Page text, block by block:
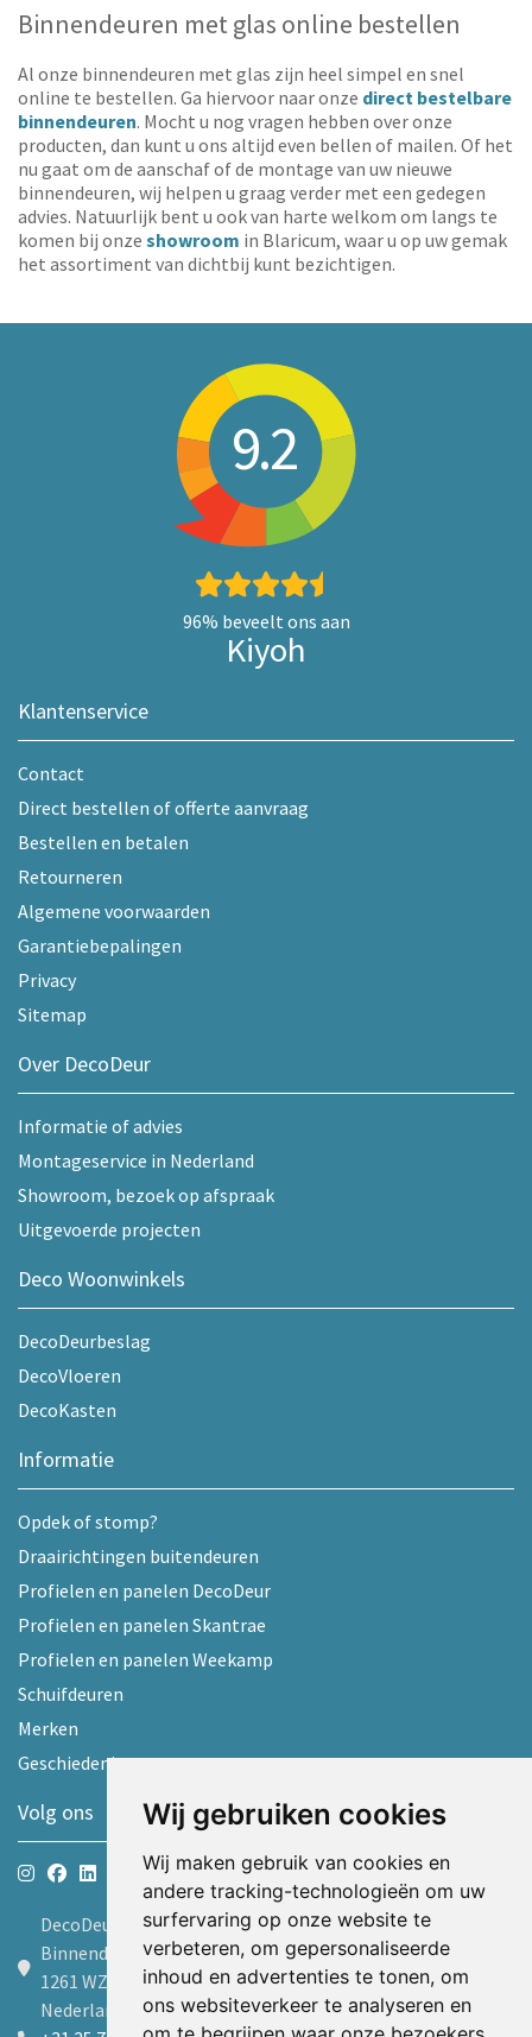
Wij gebruiken cookies
Wij maken gebruik van cookies en
andere tracking-technologieën om uw
surfervaring op onze website te
verbeteren, om gepersonaliseerde
inhoud en advertenties te tonen, om
ons websiteverkeer te analyseren en
Binnendeuren met glas online bestellen
Al onze binnendeuren met glas zijn heel simpel en snel
online te bestellen. Ga hiervoor naar onze direct bestelbare
binnendeuren. Mocht u nog vragen hebben over onze
producten, dan kunt u ons altijd even bellen of mailen. Of het
nu gaat om de aanschaf of de montage van uw nieuwe
binnendeuren, wij helpen u graag verder met een gedegen
advies. Natuurlijk bent u ook van harte welkom om langs te
komen bij onze showroom in Blaricum, waar u op uw gemak
het assortiment van dichtbij kunt bezichtigen.
9.2
96% beveelt ons aan
Kiyoh
Klantenservice
Contact
Direct bestellen of offerte aanvraag
Bestellen en betalen
Retourneren
Algemene voorwaarden
Garantiebepalingen
Privacy
Sitemap
Over DecoDeur
Informatie of advies
Montageservice in Nederland
Showroom, bezoek op afspraak
Uitgevoerde projecten
Deco Woonwinkels
DecoDeurbeslag
DecoVloeren
DecoKasten
Informatie
Opdek of stomp?
Draairichtingen buitendeuren
Profielen en panelen DecoDeur
Profielen en panelen Skantrae
Profielen en panelen Weekamp
Schuifdeuren
Merken
Geschiedenis
Volg ons
DecoDeur B.V.
Binnendelta 9d
1261 WZ Blaricum
Nederland